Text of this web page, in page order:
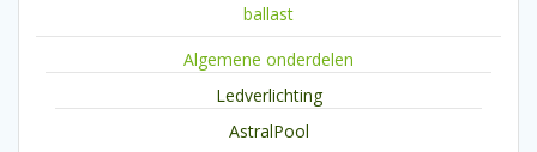
ballast
Algemene onderdelen
Ledverlichting
AstralPool